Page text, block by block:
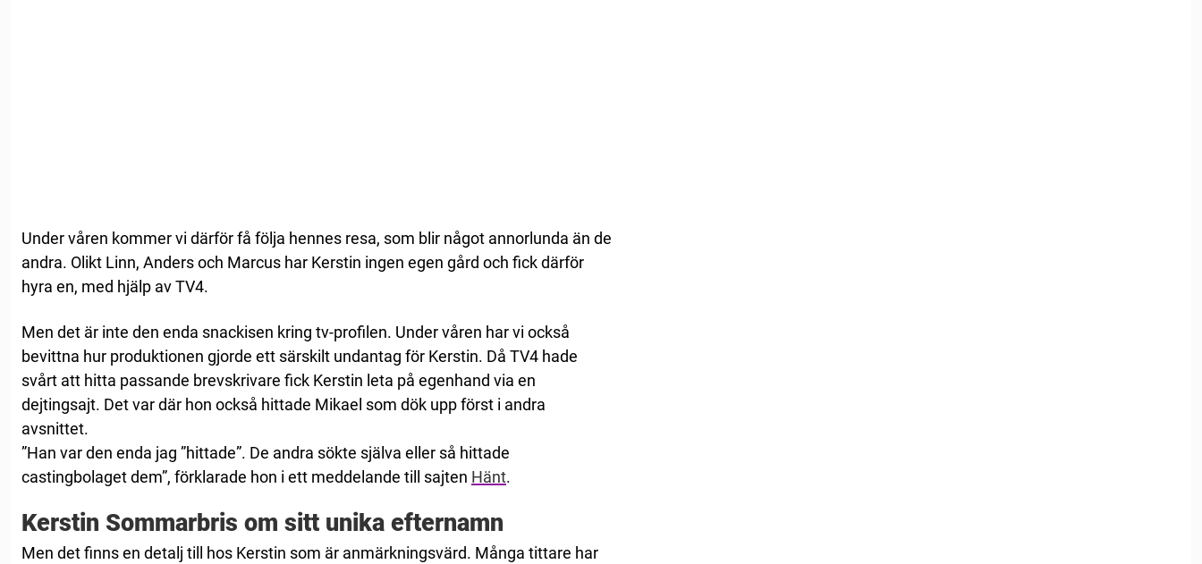
Under våren kommer vi därför få följa hennes resa, som blir något annorlunda än de
andra. Olikt Linn, Anders och Marcus har Kerstin ingen egen gård och fick därför
hyra en, med hjälp av TV4.
Men det är inte den enda snackisen kring tv-profilen. Under våren har vi också
bevittna hur produktionen gjorde ett särskilt undantag för Kerstin. Då TV4 hade
svårt att hitta passande brevskrivare fick Kerstin leta på egenhand via en
dejtingsajt. Det var där hon också hittade Mikael som dök upp först i andra
avsnittet.
”Han var den enda jag ”hittade”. De andra sökte själva eller så hittade
castingbolaget dem”, förklarade hon i ett meddelande till sajten Hänt.
Kerstin Sommarbris om sitt unika efternamn
Men det finns en detalj till hos Kerstin som är anmärkningsvärd. Många tittare har